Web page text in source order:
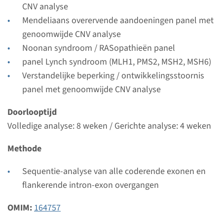
CNV analyse
Mendeliaans overervende aandoeningen panel met
genoomwijde CNV analyse
Noonan syndroom / RASopathieën panel
panel Lynch syndroom (MLH1, PMS2, MSH2, MSH6)
Verstandelijke beperking / ontwikkelingsstoornis
panel met genoomwijde CNV analyse
Doorlooptijd
Volledige analyse: 8 weken / Gerichte analyse: 4 weken
Methode
Sequentie-analyse van alle coderende exonen en
flankerende intron-exon overgangen
OMIM:164757
Bekijk
Gen
RAF1 - LEOPARD syndroom
Doorlooptijd
Volledige analyse: 8 weken / Gerichte analyse: 4
weken
Uitvoerend laboratorium
Radboudumc
Bekijk
Toevoegen